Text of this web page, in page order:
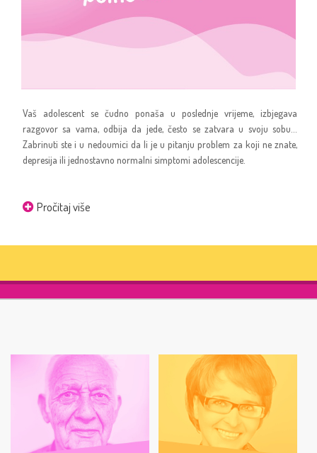
Vaš adolescent se čudno ponaša u poslednje vrijeme, izbjegava
razgovor sa vama, odbija da jede, često se zatvara u svoju sobu...
Zabrinuti ste i u nedoumici da li je u pitanju problem za koji ne znate,
depresija ili jednostavno normalni simptomi adolescencije.
Pročitaj više